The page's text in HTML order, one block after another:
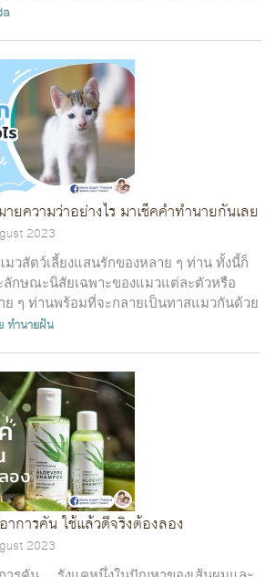
ความว่าอย่างไร มาเช็คคำทำนายกันเลย
2023
วสัตว์เลี้ยงแสนรักของหลาย ๆ ท่าน ทั้งนี้ก็
ลักษณะนิสัยเฉพาะของแมวแต่ละตัวหรือ
ๆ ท่านพร้อมที่จะกลายเป็นทาสแมวกันด้วย
ทำนายฝัน
การคัน ใช้แล้วดีจริงต้องลอง
2023